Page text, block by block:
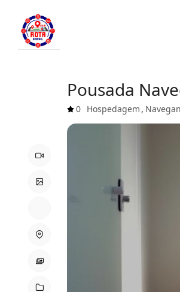
Pousada
0 Hospedagem ,